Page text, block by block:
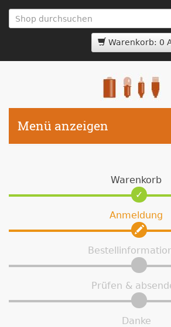
zum
Hauptinhalt
Warenkorb: 0
Menü anzeigen
Warenkorb
Anmeldung
Prüfen &
Danke